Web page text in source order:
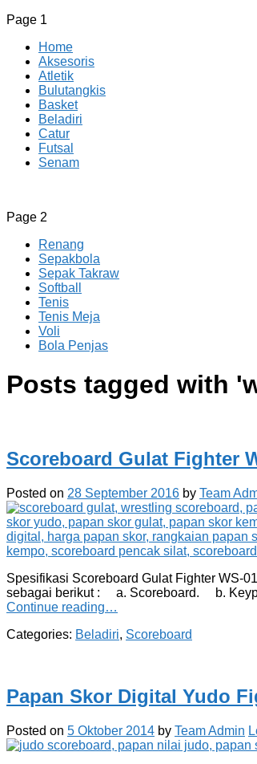
Page 1
Home
Aksesoris
Atletik
Bulutangkis
Basket
Beladiri
Catur
Futsal
Senam
CV JAYA BERSAMA Co Id
Menyediakan Semua Perlengkapan
Page 2
Renang
Sepakbola
Sepak Takraw
Softball
Tenis
Tenis Meja
Voli
Bola Penjas
Posts tagged with '
Scoreboard Gulat Fighter
Posted on 28 September 2016 by Team
Spesifikasi Scoreboard Gulat Fighter WS-
sebagai berikut : a. Scoreboard. b.
Continue reading…
Categories: Beladiri, Scoreboard
Papan Skor Digital Yudo
Posted on 5 Oktober 2014 by Team Admin